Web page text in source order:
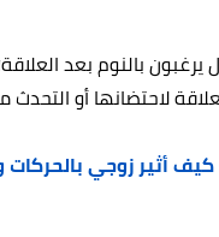
بالنوم بعد
لاحتضانها أو
كيف أثير زوجي بالحركات